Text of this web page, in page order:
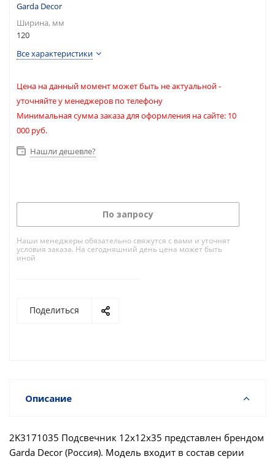
Garda Decor
Ширина, мм
120
Все характеристики
Цена на данный момент может быть не актуальной -
уточняйте у менеджеров по телефону
Минимальная сумма заказа для оформления на сайте: 10
000 руб.
Нашли дешевле?
По запросу
Наши менеджеры обязательно свяжутся с вами и уточнят
условия заказа. На сегодняшний день цена может быть
иной
Поделиться
Описание
2K3171035 Подсвечник 12х12х35 представлен брендом
Garda Decor (Россия). Модель входит в состав серии